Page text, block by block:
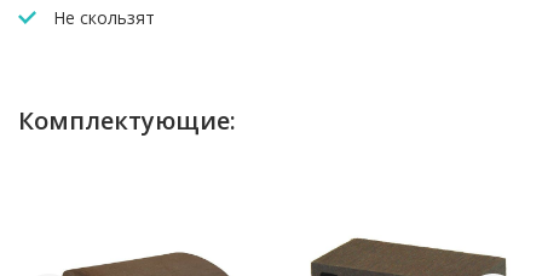
Не скользят
Комплектующие: